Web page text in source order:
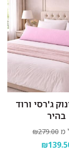
ג'רסי ורוד
בהיר
מ ₪279.00